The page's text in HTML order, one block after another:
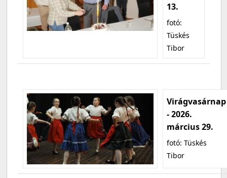
13.
fotó:
Tüskés
Tibor
Virágvasárnap
- 2026.
március 29.
fotó: Tüskés
Tibor